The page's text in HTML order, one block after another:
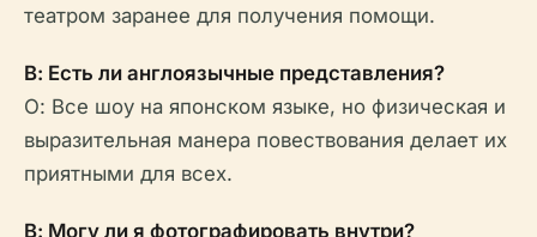
театром заранее для получения помощи.
В: Есть ли англоязычные представления?
О: Все шоу на японском языке, но физическая и
выразительная манера повествования делает их
приятными для всех.
В: Могу ли я фотографировать внутри?